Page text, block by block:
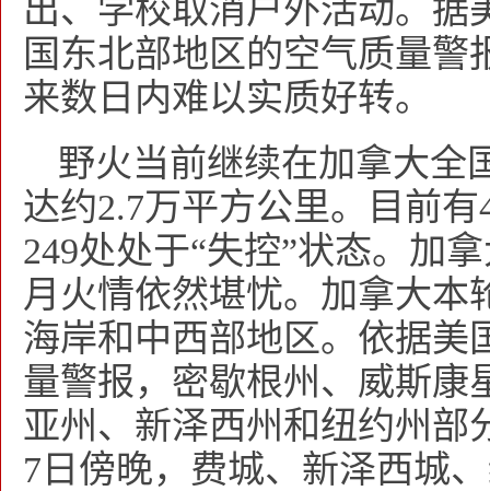
出、学校取消户外活动。据
国东北部地区的空气质量
来数日内难以实质好转。
野火当前继续在加拿大全
达约2.7万平方公里。目前
249处处于“失控”状态。加
月火情依然堪忧。加拿大本
海岸和中西部地区。依据美
量警报，密歇根州、威斯康
亚州、新泽西州和纽约州部
7日傍晚，费城、新泽西城